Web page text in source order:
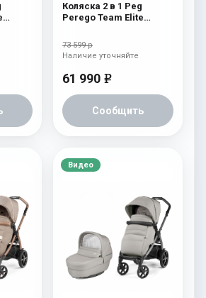
Коляска 2 в 1 Peg
Perego Team Elite
73 599 р
61 990 e
Сообщить
Наличие уточняйте
Видео